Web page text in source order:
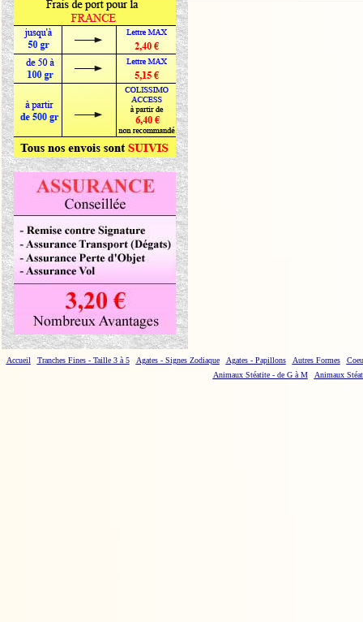
Accueil Tranches Fines - Taille 3 à 5 Agates - Signes Zodiaque Agates - Papillons Autres Formes
Animaux Stéatite - de G à M
Animaux